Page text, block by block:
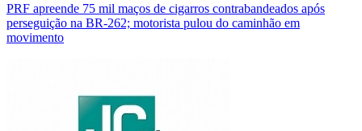
PRF apreende 75 mil maços de cigarros contrabandeados após
perseguição na BR-262; motorista pulou do caminhão em
movimento